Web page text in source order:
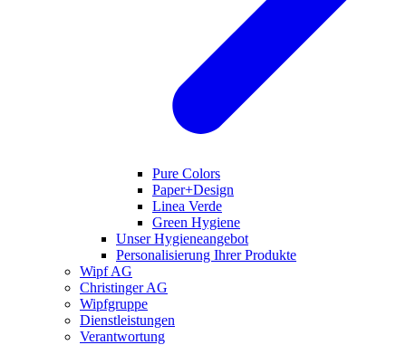
Pure Colors
Paper+Design
Linea Verde
Green Hygiene
Unser Hygieneangebot
Personalisierung Ihrer Produkte
Wipf AG
Christinger AG
Wipfgruppe
Dienstleistungen
Verantwortung